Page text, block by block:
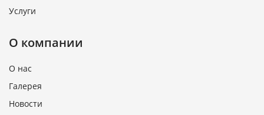
Услуги
О компании
О нас
Галерея
Новости